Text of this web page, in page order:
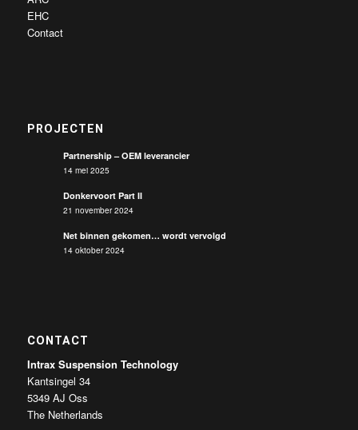
EHC
Contact
PROJECTEN
Partnership – OEM leverancier
14 mei 2025
Donkervoort Part II
21 november 2024
Net binnen gekomen… wordt vervolgd
14 oktober 2024
CONTACT
Intrax Suspension Technology
Kantsingel 34
5349 AJ Oss
The Netherlands